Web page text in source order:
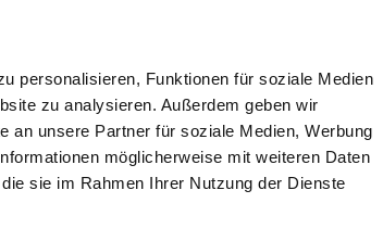
personalisieren, Funktionen für soziale Medien
zu analysieren. Außerdem geben wir
an unsere Partner für soziale Medien, Werbung
möglicherweise mit weiteren Daten
sie im Rahmen Ihrer Nutzung der Dienste